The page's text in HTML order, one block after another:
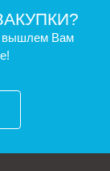
вышлем Вам